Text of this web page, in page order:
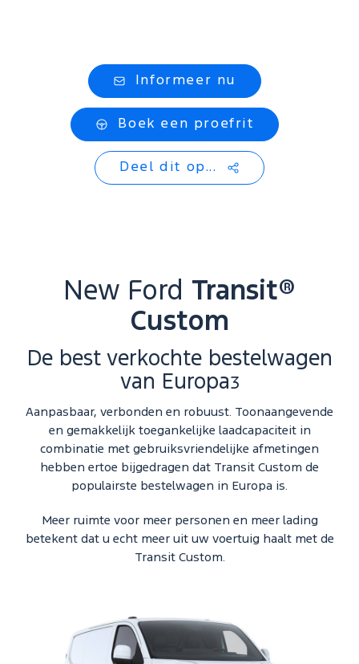
Informeer nu
Boek een proefrit
Deel dit op...
New Ford Transit®
Custom
De best verkochte bestelwagen
van Europa3
Aanpasbaar, verbonden en robuust. Toonaangevende
en gemakkelijk toegankelijke laadcapaciteit in
combinatie met gebruiksvriendelijke afmetingen
hebben ertoe bijgedragen dat Transit Custom de
populairste bestelwagen in Europa is.
Meer ruimte voor meer personen en meer lading
betekent dat u echt meer uit uw voertuig haalt met de
Transit Custom.